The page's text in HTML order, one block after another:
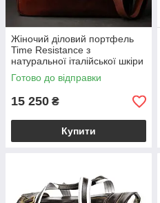
Жіночий діловий портфель
Time Resistance з
натуральної італійської шкіри
з відділенням для ноутбука
The Sheltering Sky
Готово до відправки
15 250 ₴
Купити